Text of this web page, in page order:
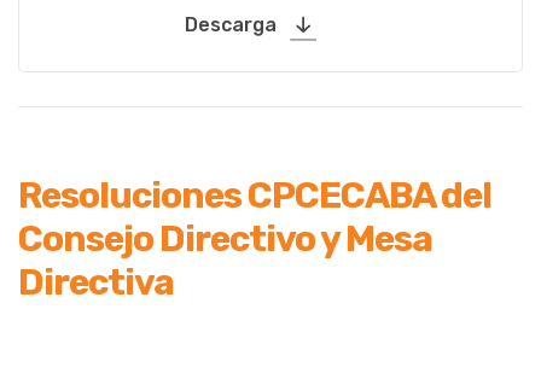
Descarga
Resoluciones CPCECABA del
Consejo Directivo y Mesa
Directiva